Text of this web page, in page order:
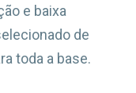
e baixa
de
toda a base.